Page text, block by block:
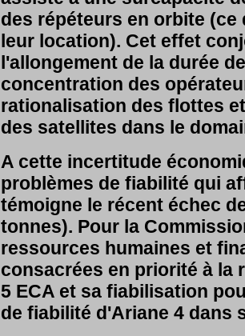
des répéteurs en orbite
leur location). Cet effet
l'allongement de la durée
concentration des
rationalisation des flottes
des satellites dans le
A cette incertitude
problèmes de fiabilité qui
témoigne le récent échec
tonnes). Pour la
ressources humaines et
consacrées en priorité à la
5 ECA et sa fiabilisation
de fiabilité d'Ariane 4 dans